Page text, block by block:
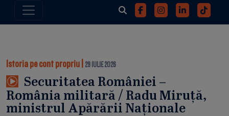
Istoria pe cont propriu 29 IULIE 2026
Securitatea României –
România militară / Radu Miruță,
ministrul Apărării Naționale